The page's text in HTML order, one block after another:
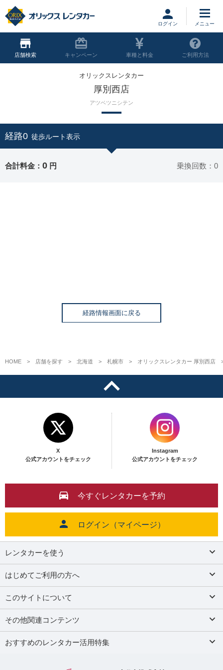
ログイン
店舗 キャンペーン 車種と料金 ご利用方法
オリックスレンタカー
厚別西店
アツベツニシテン
経路0 徒歩ルート表示
合計料金： 0 円 乗換回数：0
経路情報画面に戻る
HOME 店舗を探す 北海道 札幌市 オリックスレンタカー 厚別西店
X
公式アカウントをチェック
Instagram
公式アカウントをチェック
今すぐレンタカーを予約
ログイン（マイページ）
レンタカーを使う
はじめてご利用の方へ
このサイトについて
その他関連コンテンツ
おすすめのレンタカー活用特集